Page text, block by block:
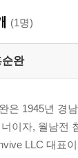
고마움이 밀려
튼 한복판 / 52
신 축하합니다
떠난 날 / 73
호사 / 80
그녀들 / 83
(1명)
순완
은 1945년 경
이자, 월남전
LLC 대표